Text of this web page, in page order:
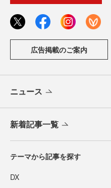
広告掲載のご案内
ニュース
新着記事一覧
テーマから記事を探す
DX